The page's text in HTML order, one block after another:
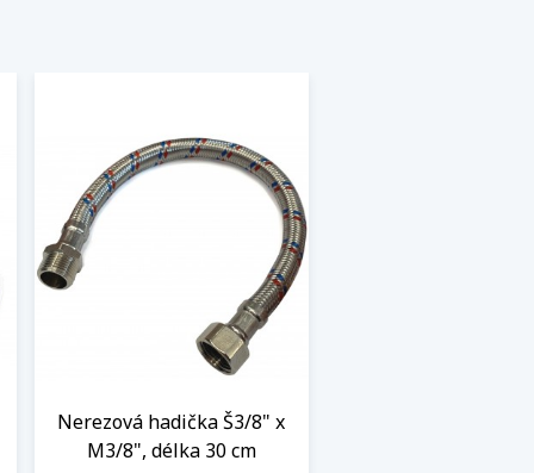
Nerezová hadička Š3/8" x
M3/8", délka 30 cm